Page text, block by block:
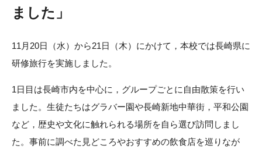
ました」
11月20日（水）から21日（木）にかけて，本校では長崎県に
研修旅行を実施しました。
1日目は長崎市内を中心に，グループごとに自由散策を行い
ました。生徒たちはグラバー園や長崎新地中華街，平和公園
など，歴史や文化に触れられる場所を自ら選び訪問しまし
た。事前に調べた見どころやおすすめの飲食店を巡りなが